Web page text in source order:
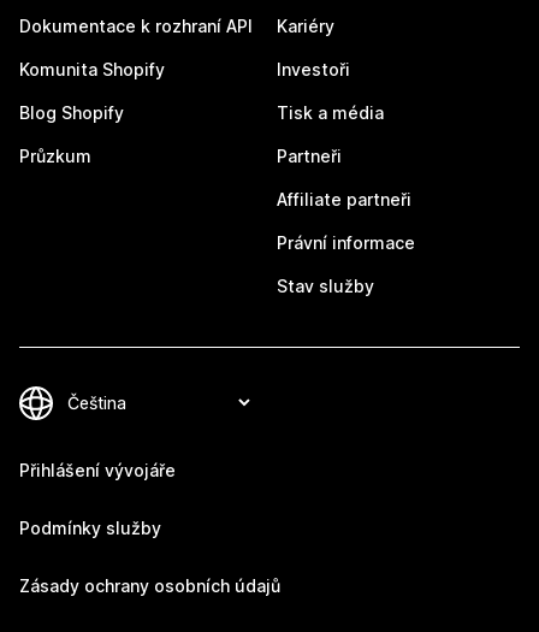
Dokumentace k rozhraní API
Komunita Shopify
Blog Shopify
Průzkum
Kariéry
Investoři
Tisk a média
Partneři
Affiliate partneři
Právní informace
Stav služby
Přihlášení vývojáře
Podmínky služby
Zásady ochrany osobních údajů